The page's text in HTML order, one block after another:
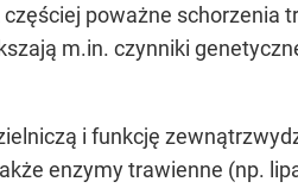
poważne schorzenia
m.in. czynniki
i funkcję
enzymy trawienne (np.